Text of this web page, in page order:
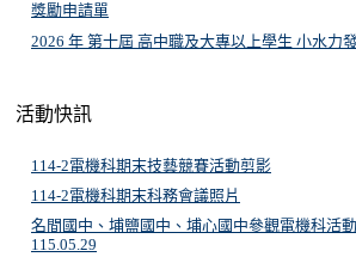
活動快訊